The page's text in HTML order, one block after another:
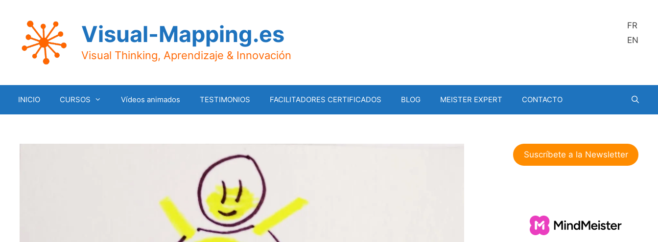
contenido
FR
EN
Visual-Mapping.es
Visual Thinking, Aprendizaje & Innovación
INICIO CURSOS Vídeos animados TESTIMONIOS FACILITADORES CERTIFICADOS BLOG MEISTER EXPERT CONTACTO
Suscríbete a la Newsletter